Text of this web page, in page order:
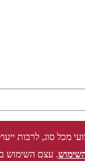
מכל סוג, לרבות
. עצם השימוש